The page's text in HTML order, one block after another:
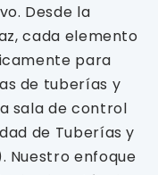
Desde la
cada elemento
para
de tuberías y
sala de control
de Tuberías y
Nuestro enfoque